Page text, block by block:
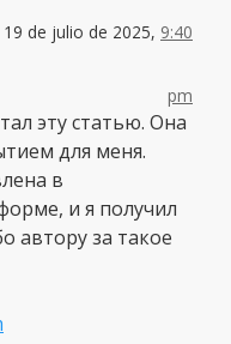
19 de julio de 2025, 9:40
pm
эту статью. Она
для меня.
в
и я получил
автору за такое